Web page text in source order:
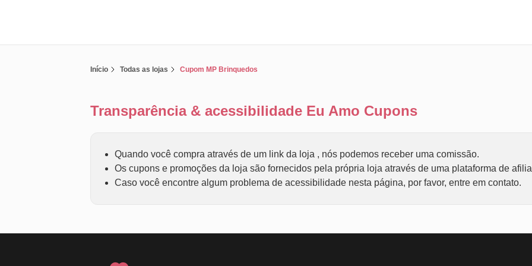
Início Todas as lojas Cupom MP Brinquedos
Transparência & acessibilidade Eu Amo Cupons
Quando você compra através de um link da loja , nós podemos receber uma comissão.
Os cupons e promoções da loja são fornecidos pela própria loja através de uma plataforma de
Caso você encontre algum problema de acessibilidade nesta página, por favor, entre em contato.